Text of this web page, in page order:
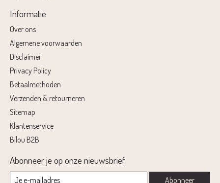
Informatie
Over ons
Algemene voorwaarden
Disclaimer
Privacy Policy
Betaalmethoden
Verzenden & retourneren
Sitemap
Klantenservice
Bilou B2B
Abonneer je op onze nieuwsbrief
Abonneer